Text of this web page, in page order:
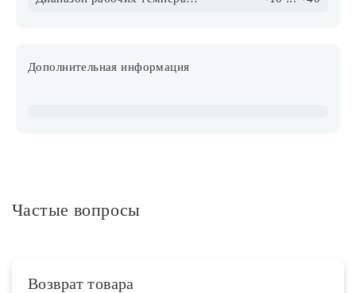
Дополнительная информация
Частые вопросы
Возврат товара